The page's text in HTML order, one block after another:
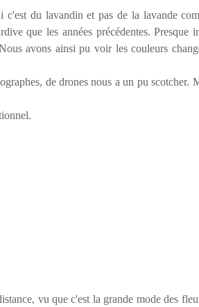
c'est du lavandin et pas de la lavande
que les années précédentes. Presque
avons ainsi pu voir les couleurs
de drones nous a un pu scotcher.
vu que c'est la grande mode des